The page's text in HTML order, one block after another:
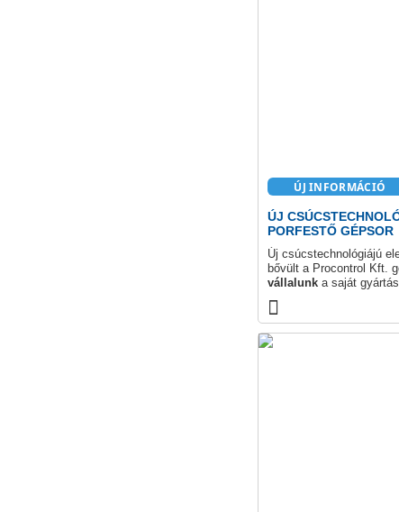
ÚJ INFORMÁCIÓ
ÚJ
PORFESTŐ GÉPSOR
Új csúcstechnológiájú
bővült a Procontrol Kft.
vállalunk a saját
technológiát biztosít.